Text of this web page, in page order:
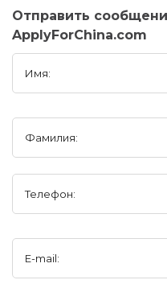
Отправить
ApplyForChina.com
Имя:
Фамилия:
Телефон:
E-mail: